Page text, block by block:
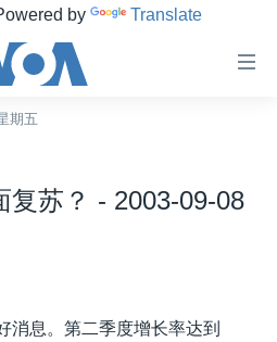
by Translate
期五
复苏？ - 2003-09-08
消息。第二季度增长率达到